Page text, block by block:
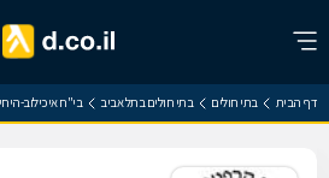
דף הבית בתי חולים בתי חולים בתל אביב בי"ח איכילוב-